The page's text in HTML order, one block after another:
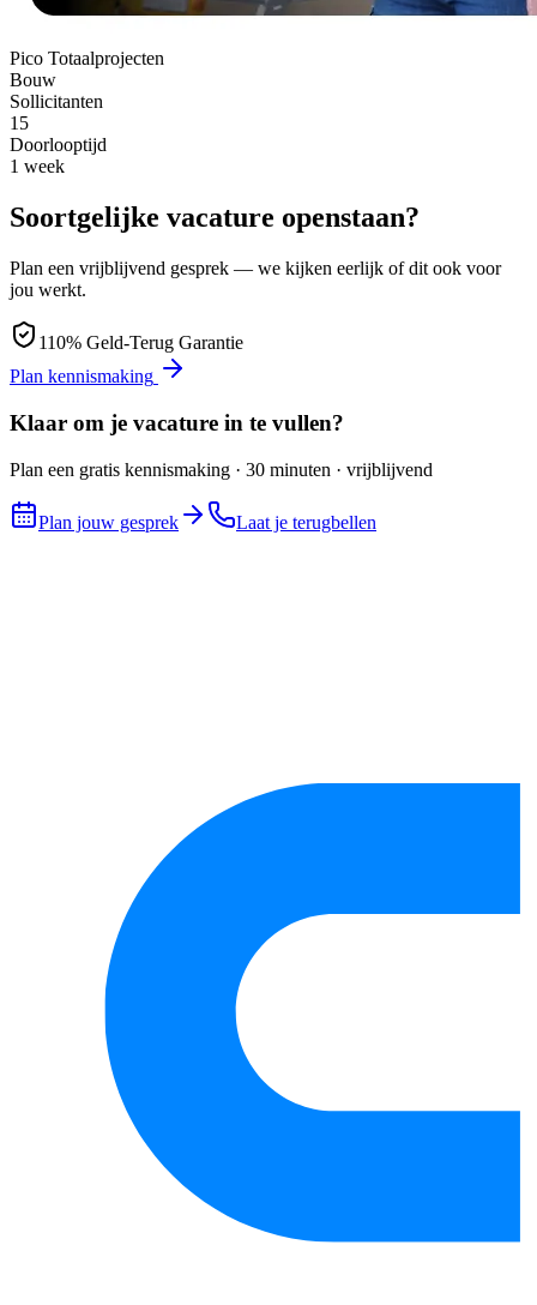
Pico Totaalprojecten
Bouw
Sollicitanten
15
Doorlooptijd
1 week
Soortgelijke vacature openstaan?
Plan een vrijblijvend gesprek — we kijken eerlijk of dit ook voor
jou werkt.
110% Geld-Terug Garantie
Plan kennismaking
Klaar om je vacature in te vullen?
Plan een gratis kennismaking · 30 minuten · vrijblijvend
Plan jouw gesprek Laat je terugbellen